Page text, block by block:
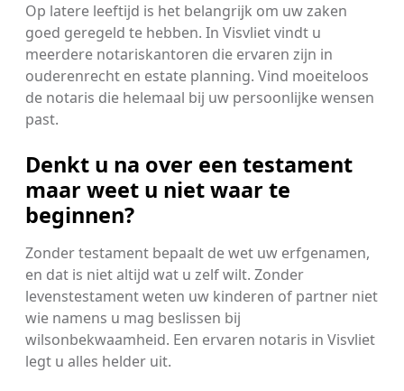
Op latere leeftijd is het belangrijk om uw zaken
goed geregeld te hebben. In Visvliet vindt u
meerdere notariskantoren die ervaren zijn in
ouderenrecht en estate planning. Vind moeiteloos
de notaris die helemaal bij uw persoonlijke wensen
past.
Denkt u na over een testament
maar weet u niet waar te
beginnen?
Zonder testament bepaalt de wet uw erfgenamen,
en dat is niet altijd wat u zelf wilt. Zonder
levenstestament weten uw kinderen of partner niet
wie namens u mag beslissen bij
wilsonbekwaamheid. Een ervaren notaris in Visvliet
legt u alles helder uit.